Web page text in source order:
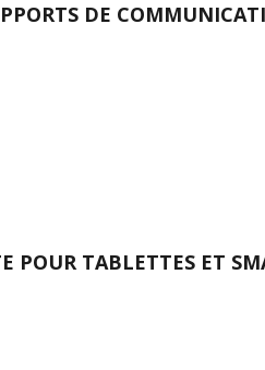
DE
POUR TABLETTES ET